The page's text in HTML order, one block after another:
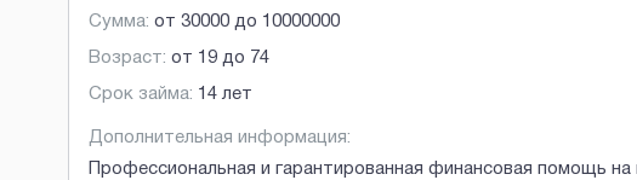
Сумма: от 30000 до 10000000
Возраст: от 19 до 74
Срок займа: 14 лет
Дополнительная информация:
Профессиональная и гарантированная финансовая помощь